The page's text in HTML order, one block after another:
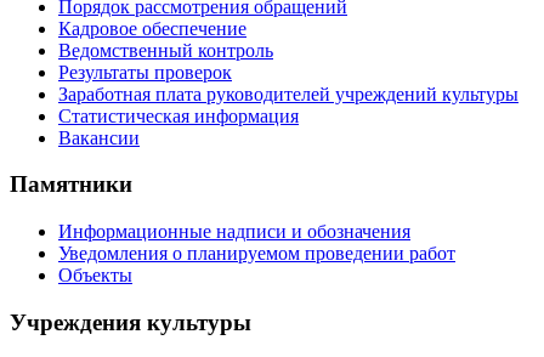
Порядок рассмотрения обращений
Кадровое обеспечение
Ведомственный контроль
Результаты проверок
Заработная плата руководителей учреждений культуры
Статистическая информация
Вакансии
Памятники
Информационные надписи и обозначения
Уведомления о планируемом проведении работ
Объекты
Учреждения культуры